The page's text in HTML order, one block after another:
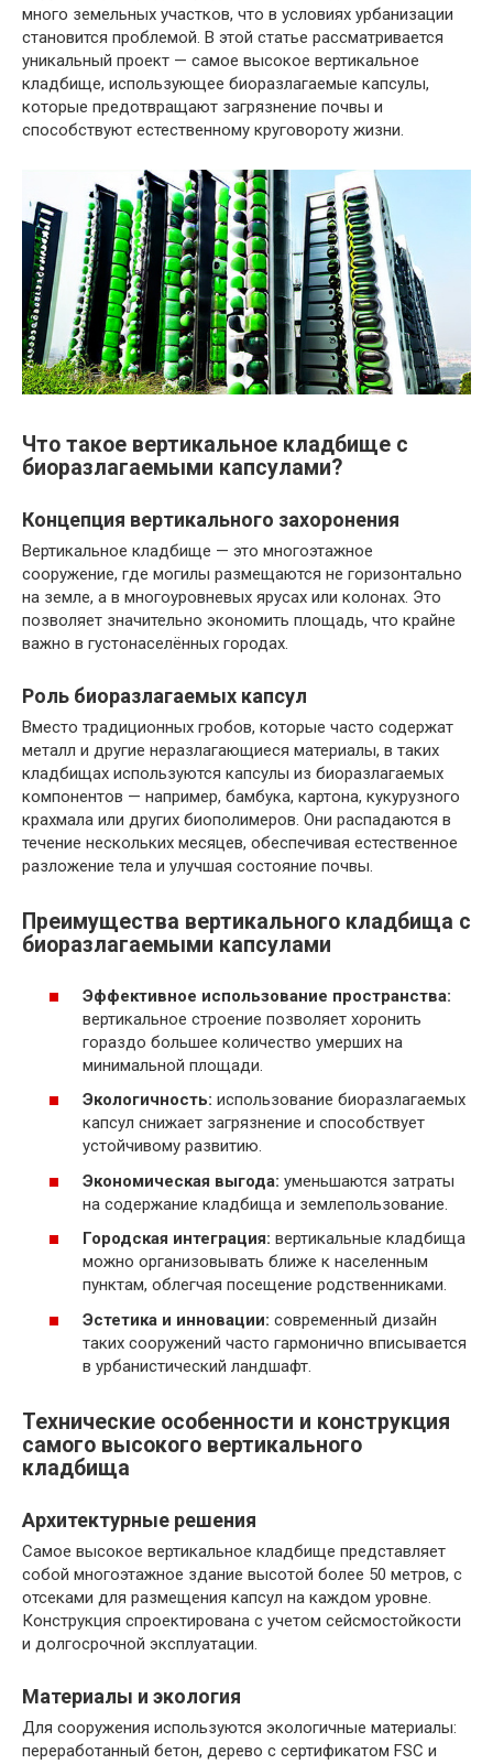
много земельных участков, что в условиях урбанизации
становится проблемой. В этой статье рассматривается
уникальный проект — самое высокое вертикальное
кладбище, использующее биоразлагаемые капсулы,
которые предотвращают загрязнение почвы и
способствуют естественному круговороту жизни.
Что такое вертикальное кладбище с
биоразлагаемыми капсулами?
Концепция вертикального захоронения
Вертикальное кладбище — это многоэтажное
сооружение, где могилы размещаются не горизонтально
на земле, а в многоуровневых ярусах или колонах. Это
позволяет значительно экономить площадь, что крайне
важно в густонаселённых городах.
Роль биоразлагаемых капсул
Вместо традиционных гробов, которые часто содержат
металл и другие неразлагающиеся материалы, в таких
кладбищах используются капсулы из биоразлагаемых
компонентов — например, бамбука, картона, кукурузного
крахмала или других биополимеров. Они распадаются в
течение нескольких месяцев, обеспечивая естественное
разложение тела и улучшая состояние почвы.
Преимущества вертикального кладбища с
биоразлагаемыми капсулами
Эффективное использование пространства:
вертикальное строение позволяет хоронить
гораздо большее количество умерших на
минимальной площади.
Экологичность: использование биоразлагаемых
капсул снижает загрязнение и способствует
устойчивому развитию.
Экономическая выгода: уменьшаются затраты
на содержание кладбища и землепользование.
Городская интеграция: вертикальные кладбища
можно организовывать ближе к населенным
пунктам, облегчая посещение родственниками.
Эстетика и инновации: современный дизайн
таких сооружений часто гармонично вписывается
в урбанистический ландшафт.
Технические особенности и конструкция
самого высокого вертикального
кладбища
Архитектурные решения
Самое высокое вертикальное кладбище представляет
собой многоэтажное здание высотой более 50 метров, с
отсеками для размещения капсул на каждом уровне.
Конструкция спроектирована с учетом сейсмостойкости
и долгосрочной эксплуатации.
Материалы и экология
Для сооружения используются экологичные материалы:
переработанный бетон, дерево с сертификатом FSC и